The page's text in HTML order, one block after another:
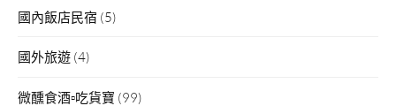
國內飯店民宿 (5)
國外旅遊 (4)
微醺食酒▫吃貨寶 (99)